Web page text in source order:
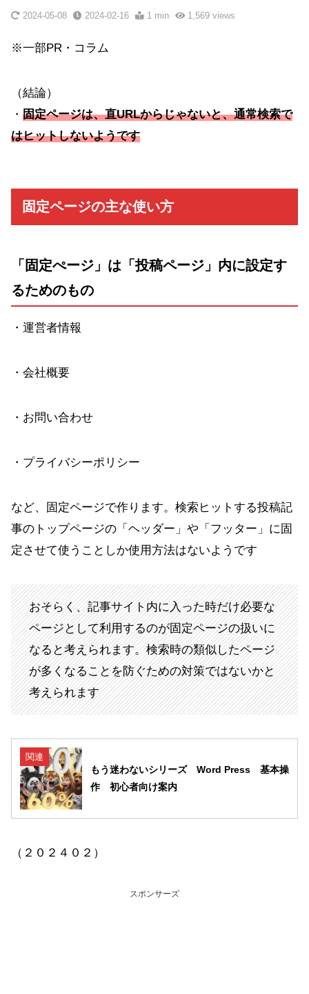
2024-05-08 2024-02-16 1 min 1,569views
※一部PR・コラム
（結論）
・ 固定ページは、直URLからじゃないと、通常検索で
はヒットしないようです
固定ページの主な使い方
「固定ぺージ」は「投稿ページ」内に設定す
るためのもの
・運営者情報
・会社概要
・お問い合わせ
・プライバシーポリシー
など、固定ページで作ります。検索ヒットする投稿記
事のトップページの「ヘッダー」や「フッター」に固
定させて使うことしか使用方法はないようです
おそらく、記事サイト内に入った時だけ必要な
ページとして利用するのが固定ページの扱いに
なると考えられます。検索時の類似したページ
が多くなることを防ぐための対策ではないかと
考えられます
関連
もう迷わないシリーズ Word Press 基本操
作 初心者向け案内
（２０２４０２）
スポンサーズ